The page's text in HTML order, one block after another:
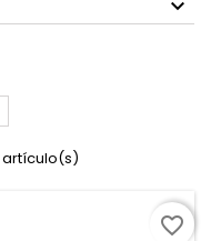
artículo(s)
favorite_border